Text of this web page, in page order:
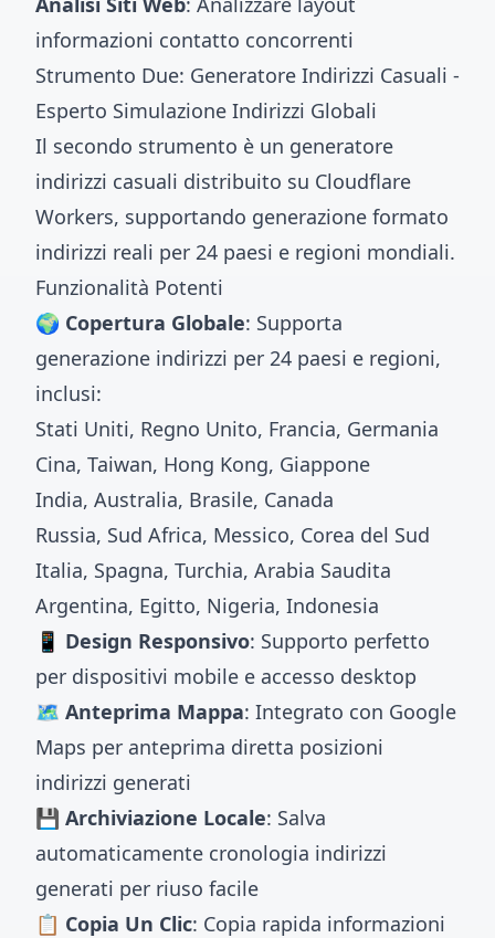
informazioni contatto concorrenti
Strumento Due: Generatore Indirizzi Casuali -
Esperto Simulazione Indirizzi Globali
Il secondo strumento è un generatore
indirizzi casuali distribuito su Cloudflare
Workers, supportando generazione formato
indirizzi reali per 24 paesi e regioni mondiali.
Funzionalità Potenti
🌍 Copertura Globale: Supporta
generazione indirizzi per 24 paesi e regioni,
inclusi:
Stati Uniti, Regno Unito, Francia, Germania
Cina, Taiwan, Hong Kong, Giappone
India, Australia, Brasile, Canada
Russia, Sud Africa, Messico, Corea del Sud
Italia, Spagna, Turchia, Arabia Saudita
Argentina, Egitto, Nigeria, Indonesia
📱 Design Responsivo: Supporto perfetto
per dispositivi mobile e accesso desktop
🗺️ Anteprima Mappa: Integrato con Google
Maps per anteprima diretta posizioni
indirizzi generati
💾 Archiviazione Locale: Salva
automaticamente cronologia indirizzi
generati per riuso facile
📋 Copia Un Clic: Copia rapida informazioni